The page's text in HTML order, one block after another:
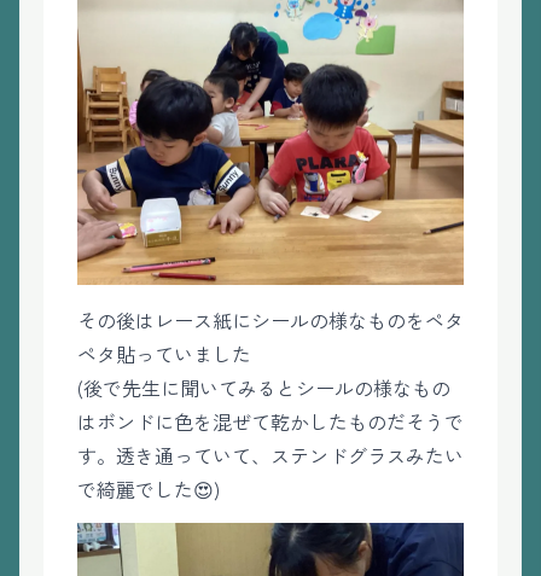
その後はレース紙にシールの様なものをペタ
ペタ貼っていました
(後で先生に聞いてみるとシールの様なもの
はボンドに色を混ぜて乾かしたものだそうで
す。透き通っていて、ステンドグラスみたい
で綺麗でした😍)